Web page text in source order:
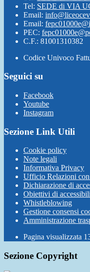
Tel: SEDE di VIA
Email:
Email:
PEC:
C.F.: 81001310382
Codice Univoco
Seguici su
Facebook
Youtube
Instagram
Sezione Link Utili
Cookie policy
Note legali
Informativa Privacy
Ufficio Relazioni
Dichiarazione di
Obiettivi di
Whistleblowing
Gestione consensi
Amministrazione
Pagina visualizzata
Sezione Copyright